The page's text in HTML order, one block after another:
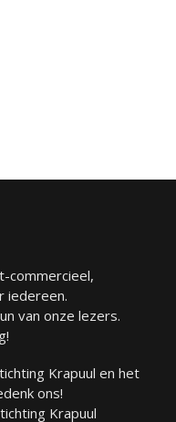
commercieel,
iedereen.
van onze lezers.
Krapuul en het
ons!
Krapuul